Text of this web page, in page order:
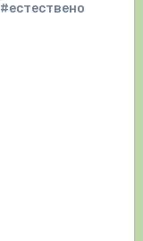
#естествено